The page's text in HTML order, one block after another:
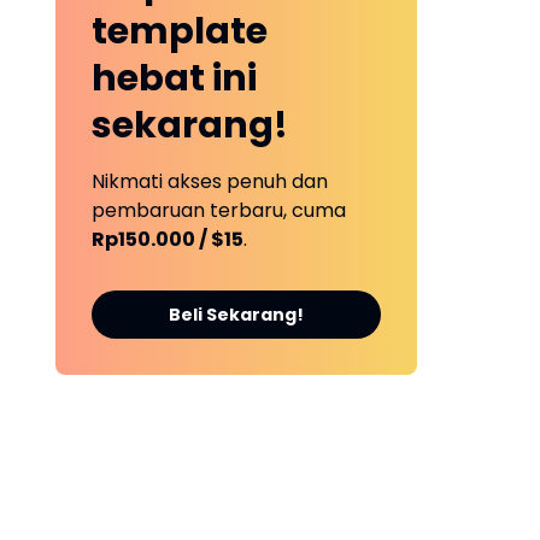
template
hebat ini
sekarang!
Nikmati akses penuh dan
pembaruan terbaru, cuma
Rp150.000 / $15.
Beli Sekarang!